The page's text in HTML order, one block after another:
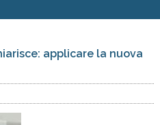
applicare la nuova